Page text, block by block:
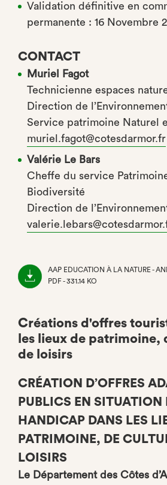
Validation définitive en
permanente : 16 Novembre
CONTACT
Muriel Fagot
Technicienne espaces
Direction de
Service patrimoine Naturel
muriel.fagot@cotesdarmor.fr
Valérie Le Bars
Cheffe du service
Biodiversité
Direction de
AAP EDUCATION À LA NATURE -
PDF - 331.14 KO
Créations d'offres
les lieux de patrimoine,
de loisirs
CRÉATION D’OFFRES
PUBLICS EN SITUATION
HANDICAP DANS LES
PATRIMOINE, DE
LOISIRS
Le Département des Côtes